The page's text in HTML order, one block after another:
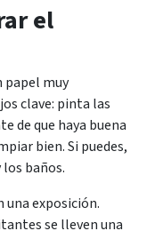
el
papel muy
clave: pinta las
de que haya buena
bien. Si puedes,
baños.
una exposición.
se lleven una